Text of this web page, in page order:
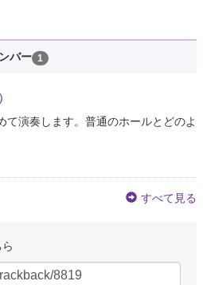
バー 1
て演奏します。普通のホールとどのよ
すべて見る